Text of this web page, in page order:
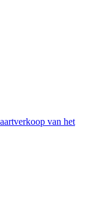
van het